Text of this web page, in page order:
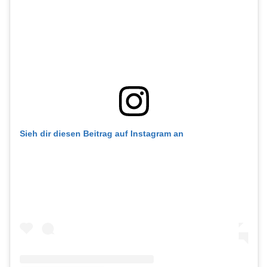
Sieh dir diesen Beitrag auf Instagram an